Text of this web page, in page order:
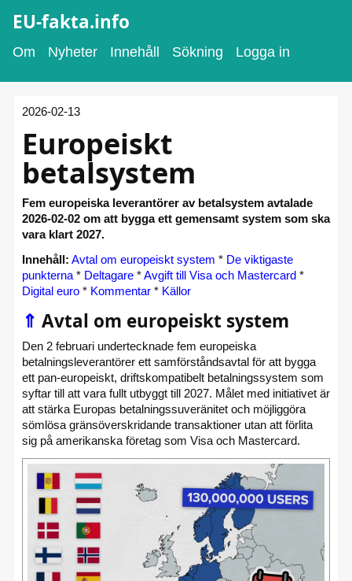
EU-fakta.info
Om Nyheter Innehåll Sökning Logga in
2026-02-13
Europeiskt
betalsystem
Fem europeiska leverantörer av betalsystem avtalade
2026-02-02 om att bygga ett gemensamt system som ska
vara klart 2027.
Innehåll: Avtal om europeiskt system * De viktigaste
punkterna * Deltagare *Avgift till Visa och Mastercard *
Digital euro * Kommentar * Källor
⇑ Avtal om europeiskt system
Den 2 februari undertecknade fem europeiska
betalningsleverantörer ett samförståndsavtal för att bygga
ett pan-europeiskt, driftskompatibelt betalningssystem som
syftar till att vara fullt utbyggt till 2027. Målet med initiativet är
att stärka Europas betalningssuveränitet och möjliggöra
sömlösa gränsöverskridande transaktioner utan att förlita
sig på amerikanska företag som Visa och Mastercard.